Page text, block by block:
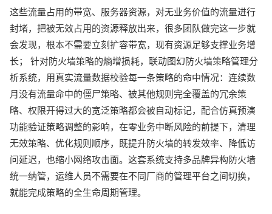
这些流量占用的带宽、服务器资源，对无业务价值的流量进行
封堵，把被无效占用的资源释放出来，很多团队做完这一步就
会发现，根本不需要立刻扩容带宽，现有资源足够支撑业务增
长； 针对防火墙策略的熵增损耗，联动图幻防火墙策略管理分
析系统，用真实流量数据校验每一条策略的命中情况：连续数
月没有流量命中的僵尸策略、被其他规则完全覆盖的冗余策
略、权限开得过大的宽泛策略都会被自动标记，配合仿真预演
功能验证策略调整的影响，在零业务中断风险的前提下，清理
无效策略、优化规则顺序，既提升防火墙的转发效率、降低访
问延迟，也缩小网络攻击面。这套系统支持多品牌异构防火墙
统一纳管，运维人员不需要在不同厂商的管理平台之间切换，
就能完成策略的全生命周期管理。